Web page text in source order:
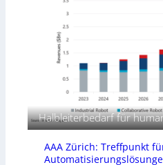
f
ü
r
T
c
h
n
e
Halbleiterbedarf für
AAA Zürich: Treffpunkt